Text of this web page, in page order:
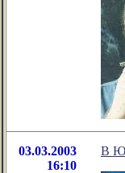
03.03.2003
16:10
В